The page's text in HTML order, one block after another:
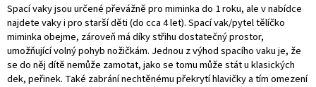
Spací vaky jsou určené převážně pro miminka do 1 roku, ale v nabídce
najdete vaky i pro starší děti (do cca 4 let). Spací vak/pytel tělíčko
miminka obejme, zároveň má díky střihu dostatečný prostor,
umožňující volný pohyb nožičkám. Jednou z výhod spacího vaku je, že
se do něj dítě nemůže zamotat, jako se tomu může stát u klasických
dek, peřinek. Také zabrání nechtěnému překrytí hlavičky a tím omezení